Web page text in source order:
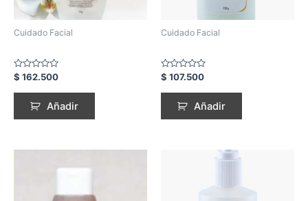
Cuidado Facial
Rated
0
out
$ 162.500
Añadir
Cuidado Facial
Rated
0
out
$ 107.500
Añadir